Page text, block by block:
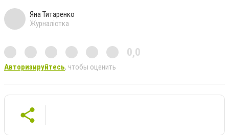
Яна Титаренко
Журналістка
0,0
Авторизируйтесь, чтобы оценить